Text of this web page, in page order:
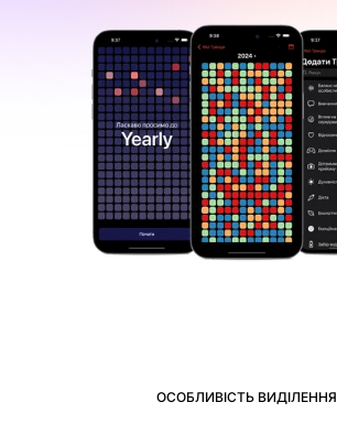
ОСОБЛИВІСТЬ ВИДІЛЕННЯ